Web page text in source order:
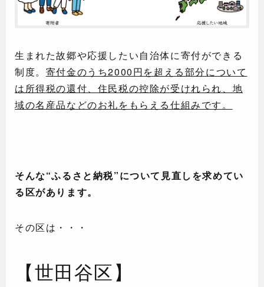
生まれた故郷や応援したい自治体に寄付ができる
制度。 寄付金のうち2000円を超える部分について
は所得税の還付、住民税の控除が受けれられ、地
域の名産品などのお礼をもらえる仕組みです。
そんな“ふるさと納税”について見直しを求めてい
る区があります。
その区は・・・
【世田谷区】